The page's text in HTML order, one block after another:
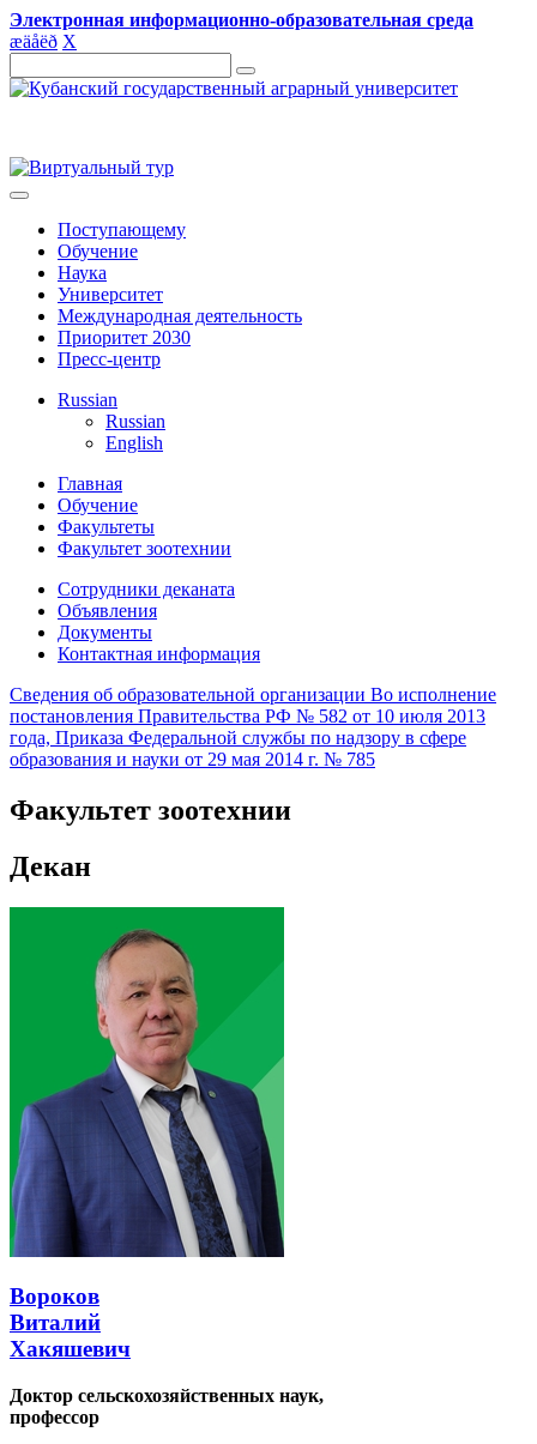
Электронная информационно-образовательная среда
æäåëð X
Поступающему
Обучение
Наука
Университет
Международная деятельность
Приоритет 2030
Пресс-центр
Russian
Russian
English
Главная
Обучение
Факультеты
Факультет зоотехнии
Сотрудники деканата
Объявления
Документы
Контактная информация
Сведения об образовательной организации Во исполнение
постановления Правительства РФ № 582 от 10 июля 2013
года, Приказа Федеральной службы по надзору в сфере
образования и науки от 29 мая 2014 г. № 785
Факультет зоотехнии
Декан
Вороков
Виталий
Хакяшевич
Доктор сельскохозяйственных наук,
профессор